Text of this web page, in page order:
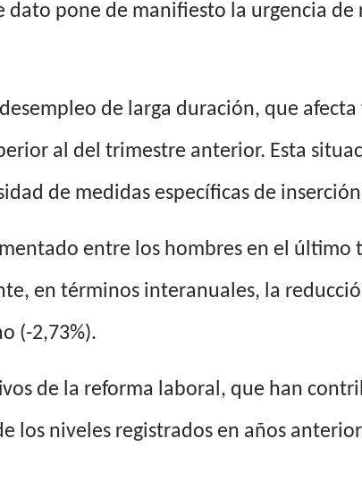
dato pone de manifiesto la urgencia
de larga duración, que
al del trimestre anterior. Esta
de medidas específicas de
entre los hombres en el último
en términos interanuales, la
(-2,73%).
de la reforma laboral, que han
los niveles registrados en años